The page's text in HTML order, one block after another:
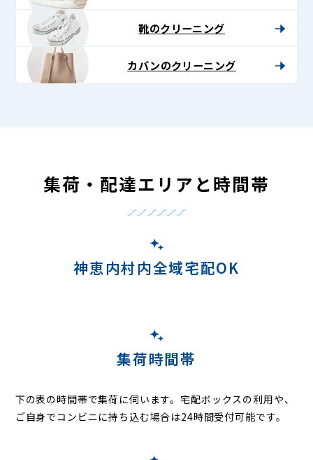
靴のクリーニング
カバンのクリーニング
集荷・配達エリアと時間帯
神恵内村内全域宅配OK
集荷時間帯
下の表の時間帯で集荷に伺います。宅配ボックスの利用や、
ご自身でコンビニに持ち込む場合は24時間受付可能です。